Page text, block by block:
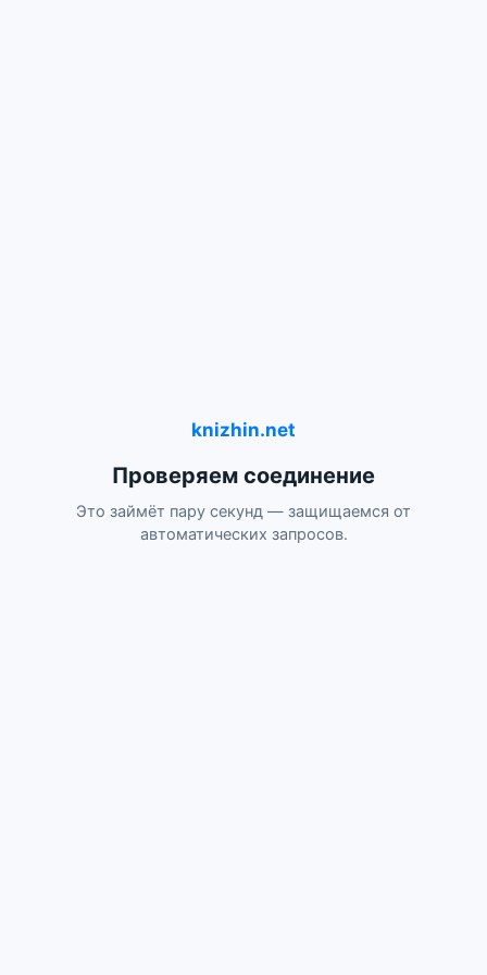
knizhin.net
Проверяем соединение
Это займёт пару секунд — защищаемся от
автоматических запросов.